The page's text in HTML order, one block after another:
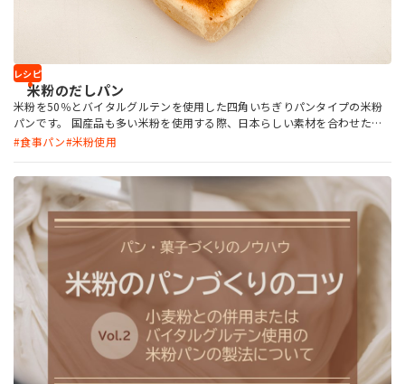
レシピ
米粉のだしパン
米粉を50％とバイタルグルテンを使用した四角いちぎりパンタイプの米粉
パンです。 国産品も多い米粉を使用する際、日本らしい素材を合わせたい
と思い、塩昆布とかつおだしを選択しました。 「パールインショートニン
ただけます。
食事パン 米粉使用